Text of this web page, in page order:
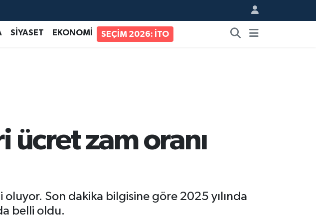
SİYASET EKONOMİ SEÇİM 2026: İTO
zam oranı
Son dakika bilgisine göre 2025 yılında
belli oldu.